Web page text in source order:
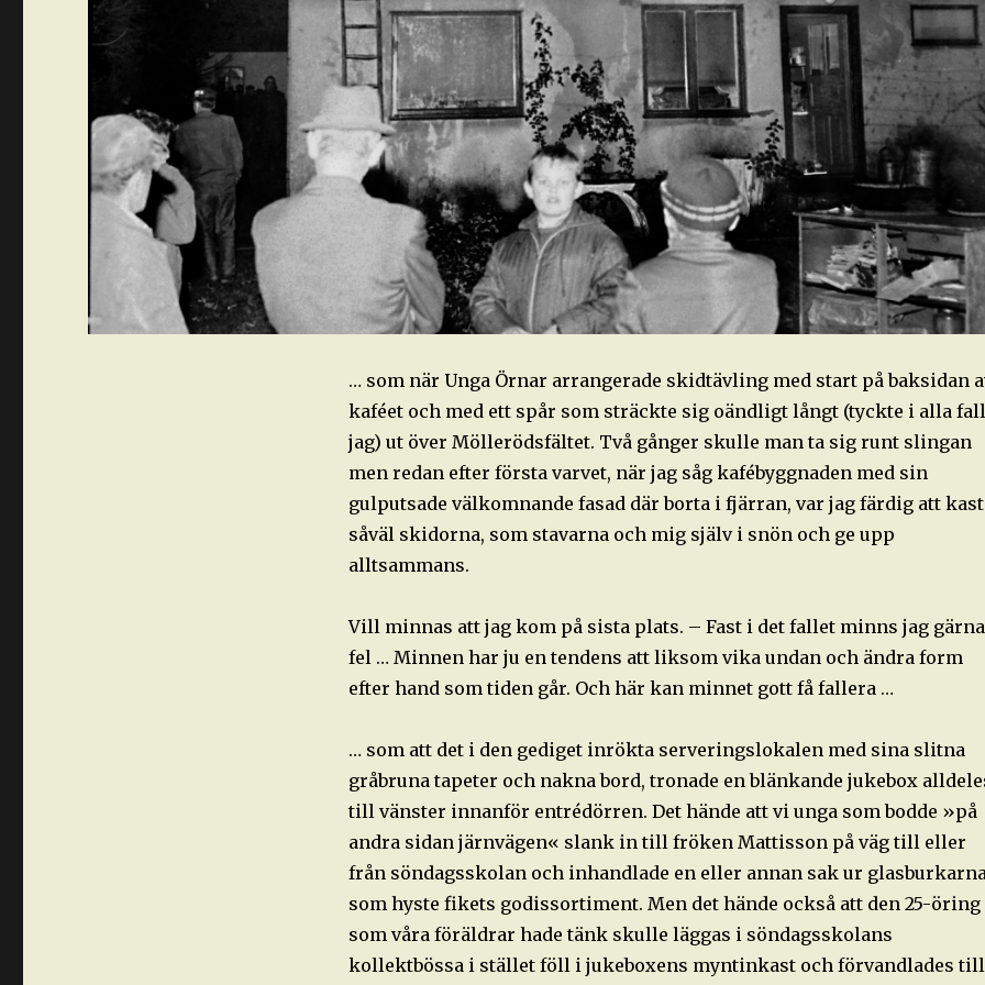
… som när Unga Örnar arrangerade skidtävling med start på baksidan
kaféet och med ett spår som sträckte sig oändligt långt (tyckte i alla fall
jag) ut över Möllerödsfältet. Två gånger skulle man ta sig runt slingan
men redan efter första varvet, när jag såg kafébyggnaden med sin
gulputsade välkomnande fasad där borta i fjärran, var jag färdig att
såväl skidorna, som stavarna och mig själv i snön och ge upp
alltsammans.
Vill minnas att jag kom på sista plats. – Fast i det fallet minns jag gärna
fel … Minnen har ju en tendens att liksom vika undan och ändra form
efter hand som tiden går. Och här kan minnet gott få fallera …
… som att det i den gediget inrökta serveringslokalen med sina slitna
gråbruna tapeter och nakna bord, tronade en blänkande jukebox
till vänster innanför entrédörren. Det hände att vi unga som bodde »på
andra sidan järnvägen« slank in till fröken Mattisson på väg till eller
från söndagsskolan och inhandlade en eller annan sak ur
som hyste fikets godissortiment. Men det hände också att den 25-öring
som våra föräldrar hade tänk skulle läggas i söndagsskolans
kollektbössa i stället föll i jukeboxens myntinkast och förvandlades till